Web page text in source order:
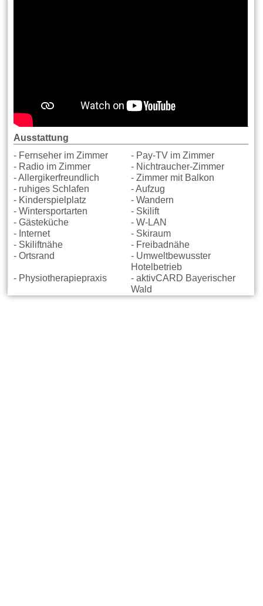
Ausstattung
- Fernseher im Zimmer
- Pay-TV im Zimmer
- Radio im Zimmer
- Nichtraucher-Zimmer
- Allergikerfreundlich
- Zimmer mit Balkon
- ruhiges Schlafen
- Aufzug
- Kinderspielplatz
- Wandern
- Wintersportarten
- Skilift
- Gästeküche
- W-LAN
- Internet
- Skiraum
- Skiliftnähe
- Freibadnähe
- Ortsrand
- Umweltbewusster
Hotelbetrieb
- Physiotherapiepraxis
- aktivCARD Bayerischer
Wald